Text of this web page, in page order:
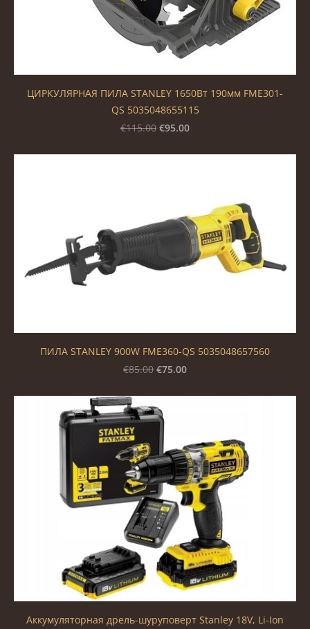
ЦИРКУЛЯРНАЯ ПИЛА STANLEY 1650Вт 190мм FME301-
QS 5035048655115
€115.00 €95.00
ПИЛА STANLEY 900W FME360-QS 5035048657560
€85.00 €75.00
Аккумуляторная дрель-шуруповерт Stanley 18V, Li-Ion